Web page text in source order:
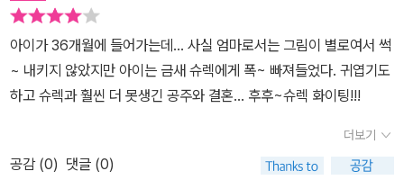
모두이가 잘났든 못났든 다 귀한존재라는걸 우리 아이도 이책에서 느
꼈으리라 생각하니 제 마음이 즐겁습니다.
아이가 36개월에 들어가는데... 사실 엄마로서는 그림이 별로여서 썩
~ 내키지 않았지만 아이는 금새 슈렉에게 폭~ 빠져들었다. 귀엽기도
하고 슈렉과 훨씬 더 못생긴 공주와 결혼... 후후~슈렉 화이팅!!!
더보기
공감 (0) 댓글 (0)